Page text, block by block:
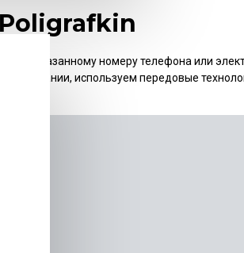
по указанному номеру телефона или
используем передовые